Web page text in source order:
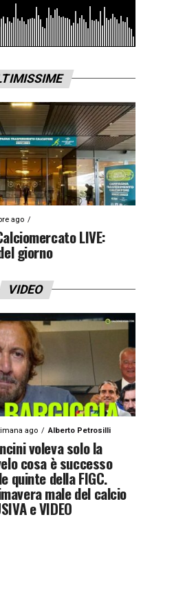
ago
LIVE:
giorno
VIDEO
ago Alberto Petrosilli
voleva solo la
cosa è successo
quinte della FIGC.
male del calcio
e VIDEO